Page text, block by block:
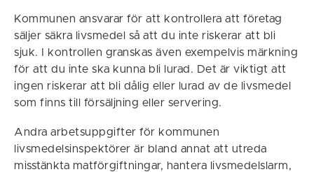
Kommunen ansvarar för att kontrollera att företag
säljer säkra livsmedel så att du inte riskerar att bli
sjuk. I kontrollen granskas även exempelvis märkning
för att du inte ska kunna bli lurad. Det är viktigt att
ingen riskerar att bli dålig eller lurad av de livsmedel
som finns till försäljning eller servering.
Andra arbetsuppgifter för kommunen
livsmedelsinspektörer är bland annat att utreda
misstänkta matförgiftningar, hantera livsmedelslarm,